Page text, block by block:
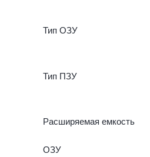
Тип ОЗУ
Тип ПЗУ
Расширяемая емкость
ОЗУ